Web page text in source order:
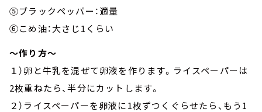
⑤ブラックペッパー：適量
⑥こめ油：大さじ1くらい
～作り方～
１）卵と牛乳を混ぜて卵液を作ります。ライスペーパーは
2枚重ねたら、半分にカットします。
２）ライスペーパーを卵液に1枚ずつくぐらせたら、もう1